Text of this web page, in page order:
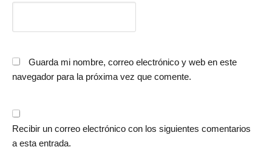
Guarda mi nombre, correo electrónico y web en este
navegador para la próxima vez que comente.
Recibir un correo electrónico con los siguientes comentarios
a esta entrada.